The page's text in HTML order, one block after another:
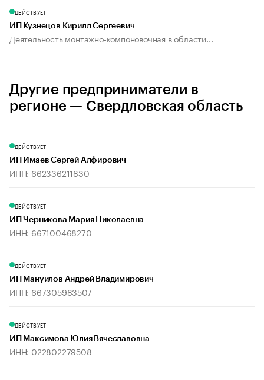
ДЕЙСТВУЕТ
ИП Кузнецов Кирилл Сергеевич
Деятельность монтажно-компоновочная в области...
Другие предприниматели в
регионе — Свердловская область
ДЕЙСТВУЕТ
ИП Имаев Сергей Алфирович
ИНН: 662336211830
ДЕЙСТВУЕТ
ИП Черникова Мария Николаевна
ИНН: 667100468270
ДЕЙСТВУЕТ
ИП Мануилов Андрей Владимирович
ИНН: 667305983507
ДЕЙСТВУЕТ
ИП Максимова Юлия Вячеславовна
ИНН: 022802279508